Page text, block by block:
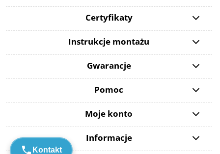
Certyfikaty
Instrukcje montażu
Gwarancje
Pomoc
Moje konto
Informacje
Kontakt